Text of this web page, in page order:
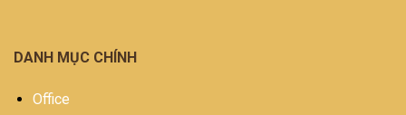
DANH MỤC CHÍNH
Office